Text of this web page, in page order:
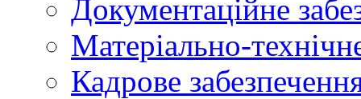
Документаційне
Матеріально-
Кадрове